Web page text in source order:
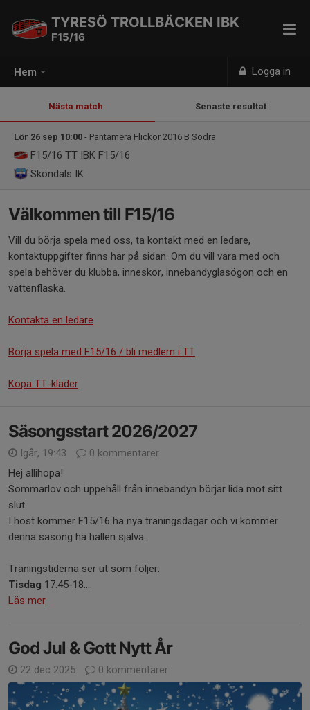
Hem Logga in
TYRESÖ TROLLBÄCKEN IBK
F15/16
Nästa match Senaste resultat
Lör 26 sep 10:00 - Pantamera Flickor 2016 B Södra
F15/16 TT IBK F15/16
Sköndals IK
Välkommen till F15/16
Vill du börja spela med oss, ta kontakt med en ledare,
kontaktuppgifter finns här på sidan. Om du vill vara med och
spela behöver du klubba, inneskor, innebandyglasögon och en
vattenflaska.
Kontakta en ledare
Börja spela med F15/16 / bli medlem i TT
Köpa TT-kläder
Säsongsstart 2026/2027
Igår, 19:43
0 kommentarer
Hej allihopa!
Sommarlov och uppehåll från innebandyn börjar lida mot sitt
slut.
I höst kommer F15/16 ha nya träningsdagar och vi kommer
denna säsong ha hallen själva.
Träningstiderna ser ut som följer:
Tisdag 17.45-18....
Läs mer
God Jul & Gott Nytt År
22 dec 2025 0 kommentarer